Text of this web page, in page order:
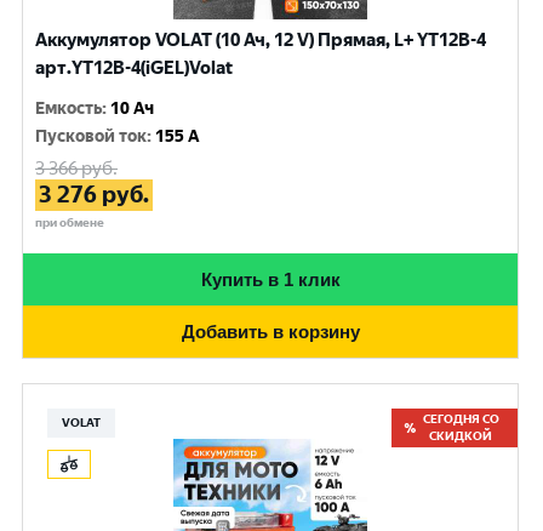
Аккумулятор VOLAT (10 Ач, 12 V) Прямая, L+ YT12B-4
арт.YT12B-4(iGEL)Volat
Емкость: 10 Ач
Пусковой ток: 155 A
3 366руб.
3 276 руб.
при обмене
Купить в 1 клик
Добавить в корзину
VOLAT
СЕГОДНЯ СО
СКИДКОЙ